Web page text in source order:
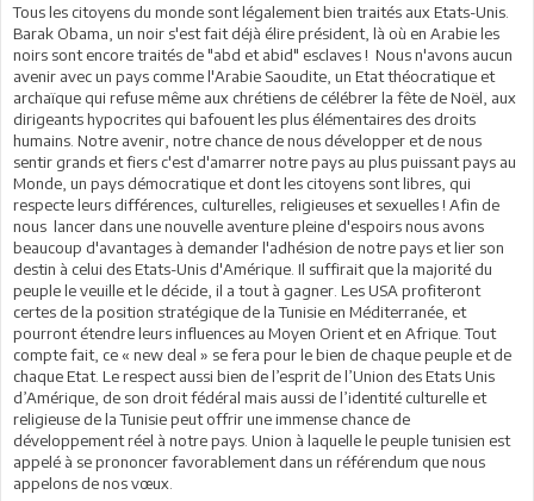
Tous les citoyens du monde sont légalement bien traités aux Etats-Unis.
Barak Obama, un noir s'est fait déjà élire président, là où en Arabie les
noirs sont encore traités de "abd et abid" esclaves ! Nous n'avons aucun
avenir avec un pays comme l'Arabie Saoudite, un Etat théocratique et
archaïque qui refuse même aux chrétiens de célébrer la fête de Noël, aux
dirigeants hypocrites qui bafouent les plus élémentaires des droits
humains. Notre avenir, notre chance de nous développer et de nous
sentir grands et fiers c'est d'amarrer notre pays au plus puissant pays au
Monde, un pays démocratique et dont les citoyens sont libres, qui
respecte leurs différences, culturelles, religieuses et sexuelles ! Afin de
nous lancer dans une nouvelle aventure pleine d'espoirs nous avons
beaucoup d'avantages à demander l'adhésion de notre pays et lier son
destin à celui des Etats-Unis d'Amérique. Il suffirait que la majorité du
peuple le veuille et le décide, il a tout à gagner. Les USA profiteront
certes de la position stratégique de la Tunisie en Méditerranée, et
pourront étendre leurs influences au Moyen Orient et en Afrique. Tout
compte fait, ce « new deal » se fera pour le bien de chaque peuple et de
chaque Etat. Le respect aussi bien de l’esprit de l’Union des Etats Unis
d’Amérique, de son droit fédéral mais aussi de l’identité culturelle et
religieuse de la Tunisie peut offrir une immense chance de
développement réel à notre pays. Union à laquelle le peuple tunisien est
appelé à se prononcer favorablement dans un référendum que nous
appelons de nos vœux.